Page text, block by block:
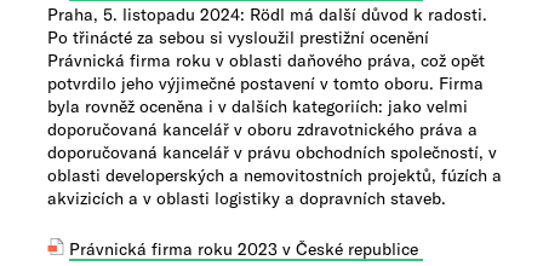
Praha, 5. listopadu 2024: Rödl má další důvod k radosti.
Po třinácté za sebou si vysloužil prestižní ocenění
Právnická firma roku v oblasti daňového práva, což opět
potvrdilo jeho výjimečné postavení v tomto oboru. Firma
byla rovněž oceněna i v dalších kategoriích: jako velmi
doporučovaná kancelář v oboru zdravotnického práva a
doporučovaná kancelář v právu obchodních společností, v
oblasti developerských a nemovitostních projektů, fúzích a
akvizicích a v oblasti logistiky a dopravních staveb.
Právnická firma roku 2023 v České republice